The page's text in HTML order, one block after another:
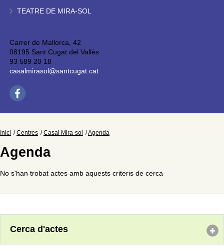
TEATRE DE MIRA-SOL
Carrer de Mallorca, 42
08195 Sant Cugat del Vallès
93 589 20 18
casalmirasol@santcugat.cat
Inici Centres Casal Mira-sol Agenda
Agenda
No s'han trobat actes amb aquests criteris de cerca
Cerca d'actes